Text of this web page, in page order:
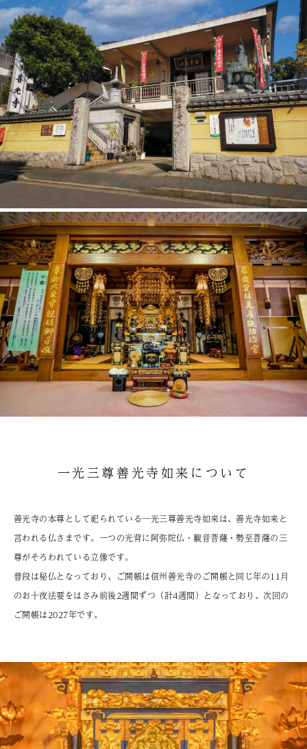
一光三尊善光寺如来について
善光寺の本尊として祀られている一光三尊善光寺如来は、善光寺如来と
言われる仏さまです。一つの光背に阿弥陀仏・観音菩薩・勢至菩薩の三
尊がそろわれている立像です。
普段は秘仏となっており、ご開帳は信州善光寺のご開帳と同じ年の11月
のお十夜法要をはさみ前後2週間ずつ（計4週間）となっており、次回の
ご開帳は2027年です。